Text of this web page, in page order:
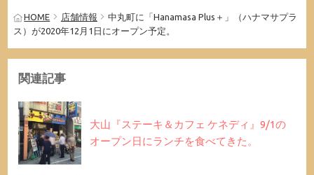
HOME 店舗情報
中丸町に「Hanamasa Plus＋」（ハナマサプラ
ス）が2020年12月1日にオープン予定。
関連記事
大山『ステーキ＆カフェ ケネディ』9/1の
オープン日にランチを食べてきた。